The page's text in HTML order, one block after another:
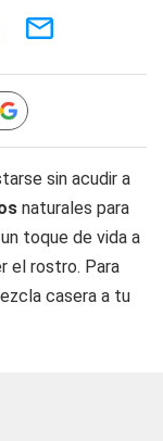
sin acudir a
naturales para
toque de vida a
el rostro. Para
casera a tu